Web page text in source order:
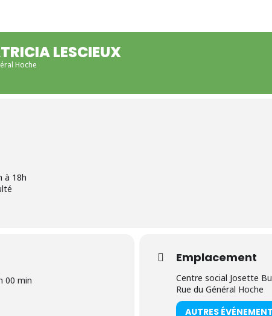
LESCIEUX
Hoche
à 18h
00 min
Emplacement
Centre social Josette
Rue du Général Hoche
AUTRES